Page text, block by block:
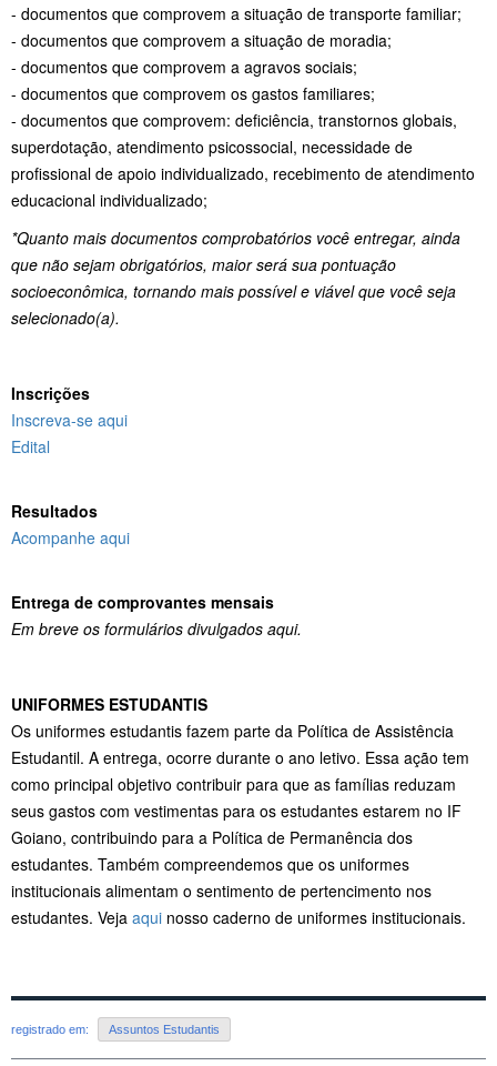
- documentos que comprovem a situação de transporte familiar;
- documentos que comprovem a situação de moradia;
- documentos que comprovem a agravos sociais;
- documentos que comprovem os gastos familiares;
- documentos que comprovem: deficiência, transtornos globais,
superdotação, atendimento psicossocial, necessidade de
profissional de apoio individualizado, recebimento de atendimento
educacional individualizado;
*Quanto mais documentos comprobatórios você entregar, ainda
que não sejam obrigatórios, maior será sua pontuação
socioeconômica, tornando mais possível e viável que você seja
selecionado(a).
Inscrições
Inscreva-se aqui
Edital
Resultados
Acompanhe aqui
Entrega de comprovantes mensais
Em breve os formulários divulgados aqui.
UNIFORMES ESTUDANTIS
Os uniformes estudantis fazem parte da Política de Assistência
Estudantil. A entrega, ocorre durante o ano letivo. Essa ação tem
como principal objetivo contribuir para que as famílias reduzam
seus gastos com vestimentas para os estudantes estarem no IF
Goiano, contribuindo para a Política de Permanência dos
estudantes. Também compreendemos que os uniformes
institucionais alimentam o sentimento de pertencimento nos
estudantes. Veja aqui nosso caderno de uniformes institucionais.
registrado em: Assuntos Estudantis